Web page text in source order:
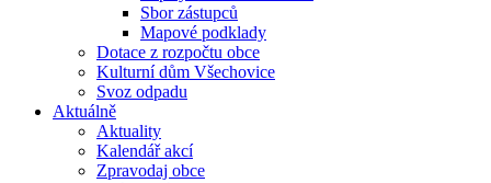
Sbor zástupců
Mapové podklady
Dotace z rozpočtu obce
Kulturní dům Všechovice
Svoz odpadu
Aktuálně
Aktuality
Kalendář akcí
Zpravodaj obce